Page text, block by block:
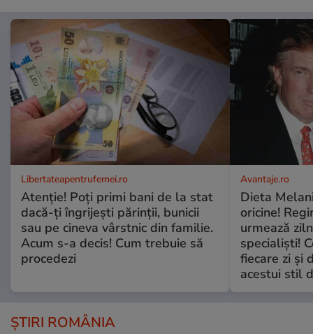
Libertateapentrufemei.ro
Atenție! Poți primi bani de la stat
dacă-ți îngrijești părinții, bunicii
sau pe cineva vârstnic din familie.
Acum s-a decis! Cum trebuie să
procedezi
Avantaje.ro
Dieta
oricine!
urmează
specialiști!
fiecare zi și
acestui stil
ȘTIRI ROMÂNIA